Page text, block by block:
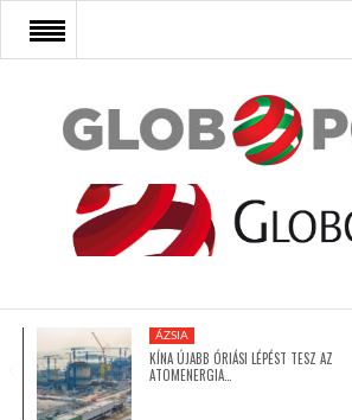
FŐOLDAL
AFRIKA
ÁZSIA
ÁZSIA
KÍNA ÚJABB ÓRIÁSI LÉPÉST TESZ AZ
ATOMENERGIA…